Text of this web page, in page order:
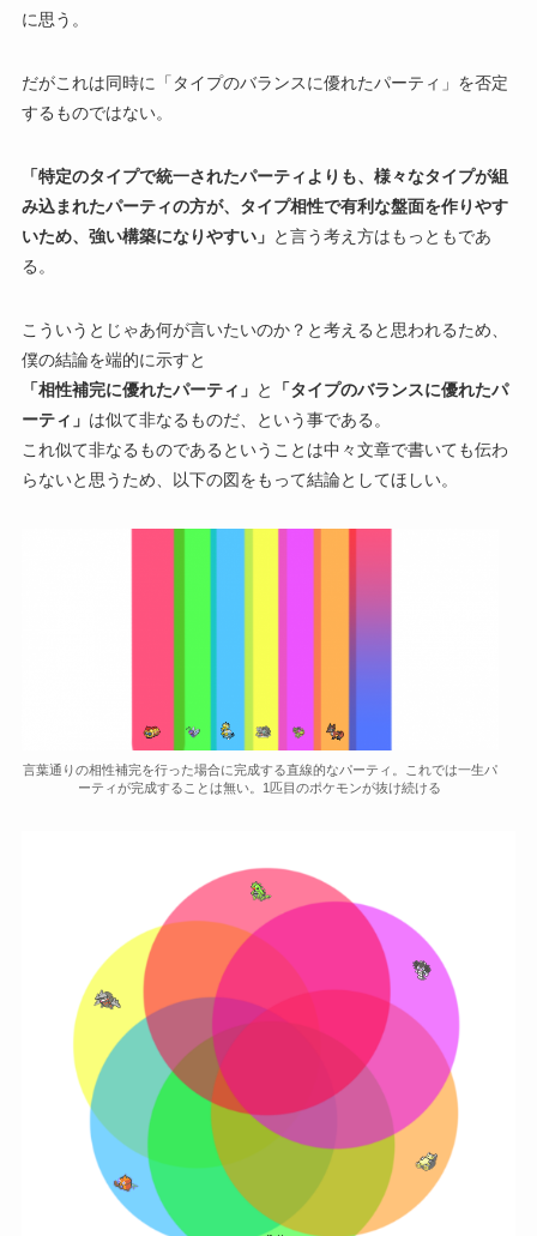
に思う。
だがこれは同時に「タイプのバランスに優れたパーティ」を否定
するものではない。
「特定のタイプで統一されたパーティよりも、様々なタイプが組
み込まれたパーティの方が、 タイプ相性で有利な盤面を作りやす
いため、強い構築になりやすい」 と言う考え方はもっともであ
る。
こういうとじゃあ何が言いたいのか？と考えると思われるため、
僕の結論を端的に示すと
「相性補完に優れたパーティ」 と
「タイプのバランスに優れたパ
ーティ」 は似て非なるものだ、という事である。
これ似て非なるものであるということは中々文章で書いても伝わ
らないと思うため、以下の図をもって結論としてほしい。
言葉通りの相性補完を行った場合に完成する直線的なパーティ。これでは一生パ
ーティが完成することは無い。1匹目のポケモンが抜け続ける